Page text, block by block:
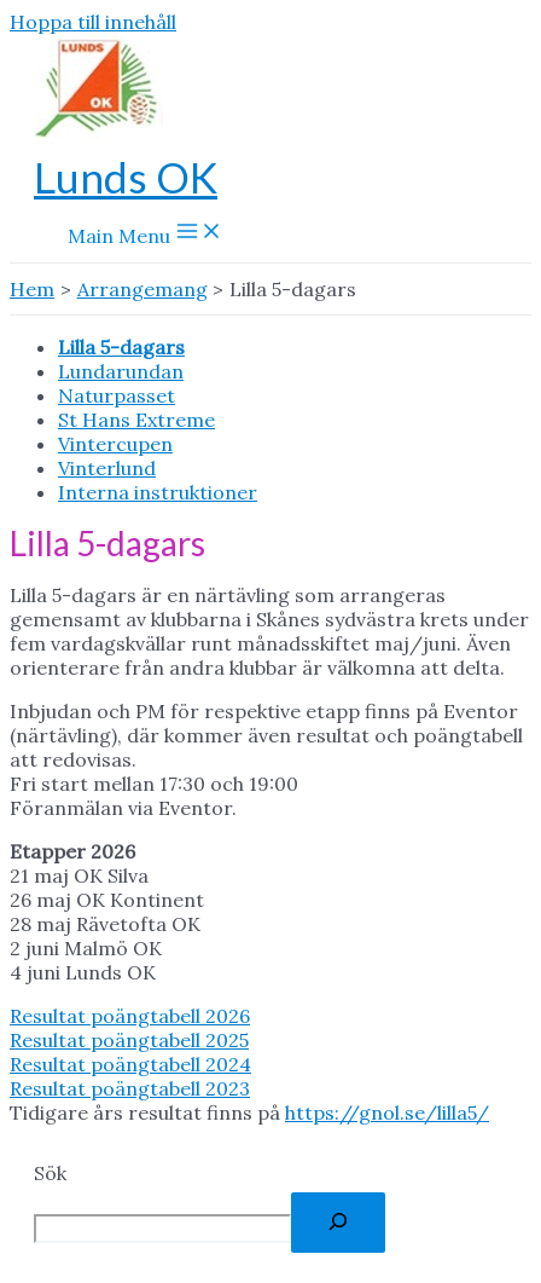
Hoppa till innehåll
Lunds OK
Main Menu
Hem Arrangemang Lilla 5-dagars
Lilla 5-dagars
Lundarundan
Naturpasset
St Hans Extreme
Vintercupen
Vinterlund
Interna instruktioner
Lilla 5-dagars
Lilla 5-dagars är en närtävling som arrangeras
gemensamt av klubbarna i Skånes sydvästra krets under
fem vardagskvällar runt månadsskiftet maj/juni. Även
orienterare från andra klubbar är välkomna att delta.
Inbjudan och PM för respektive etapp finns på Eventor
(närtävling), där kommer även resultat och poängtabell
att redovisas.
Fri start mellan 17:30 och 19:00
Föranmälan via Eventor.
Etapper 2026
21 maj OK Silva
26 maj OK Kontinent
28 maj Rävetofta OK
2 juni Malmö OK
4 juni Lunds OK
Resultat poängtabell 2026
Resultat poängtabell 2025
Resultat poängtabell 2024
Resultat poängtabell 2023
Tidigare års resultat finns på https://gnol.se/lilla5/
Sök